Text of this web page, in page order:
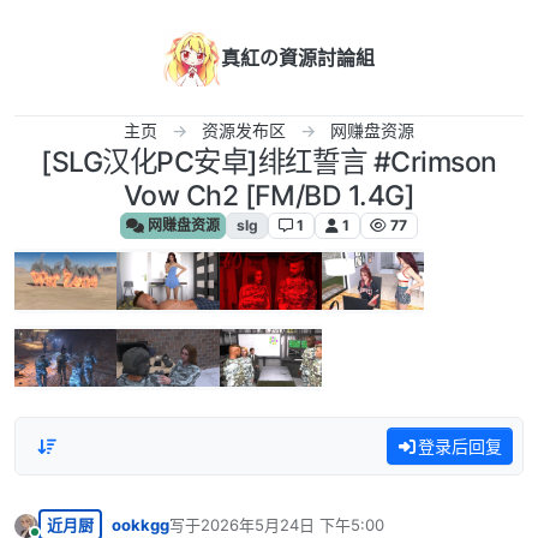
真紅の資源討論組
主页 资源发布区 网赚盘资源
[SLG汉化PC安卓]绯红誓言 #Crimson
Vow Ch2 [FM/BD 1.4G]
网赚盘资源 slg 1 1 77
登录后回复
近月厨 ookkgg写于2026年5月24日 下午5:00